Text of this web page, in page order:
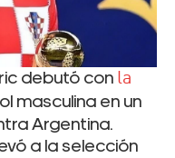
debutó con la
masculina en un
Argentina.
a la selección